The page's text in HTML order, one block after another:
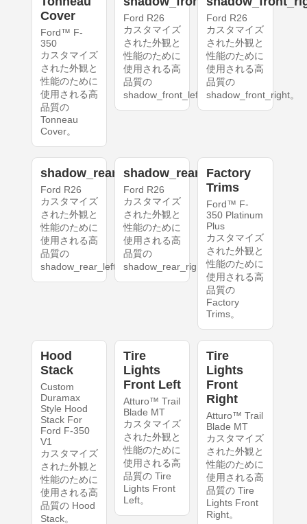
Cover
Ford™ F-
350
カスタマイズ
された外観と
性能のために
使用される高
品質の
Tonneau
Cover。
Ford R26
カスタマイズ
された外観と
性能のために
使用される高
品質の
shadow_front_left。
Ford R26
カスタマイズ
された外観と
性能のために
使用される高
品質の
shadow_front_right。
shadow_rear_left
Ford R26
カスタマイズ
された外観と
性能のために
使用される高
品質の
shadow_rear_left。
shadow_rear_right
Ford R26
カスタマイズ
された外観と
性能のために
使用される高
品質の
shadow_rear_right。
Factory
Trims
Ford™ F-
350 Platinum
Plus
カスタマイズ
された外観と
性能のために
使用される高
品質の
Factory
Trims。
Hood
Stack
Custom
Duramax
Style Hood
Stack For
Ford F-350
V1
カスタマイズ
された外観と
性能のために
使用される高
品質の Hood
Stack。
Tire
Lights
Front Left
Atturo™ Trail
Blade MT
カスタマイズ
された外観と
性能のために
使用される高
品質の Tire
Lights Front
Left。
Tire
Lights
Front
Right
Atturo™ Trail
Blade MT
カスタマイズ
された外観と
性能のために
使用される高
品質の Tire
Lights Front
Right。